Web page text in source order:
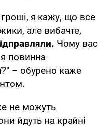
я кажу, що все
але вибачте,
Чому вас
повинна
– обурено каже
не можуть
йдуть на крайні